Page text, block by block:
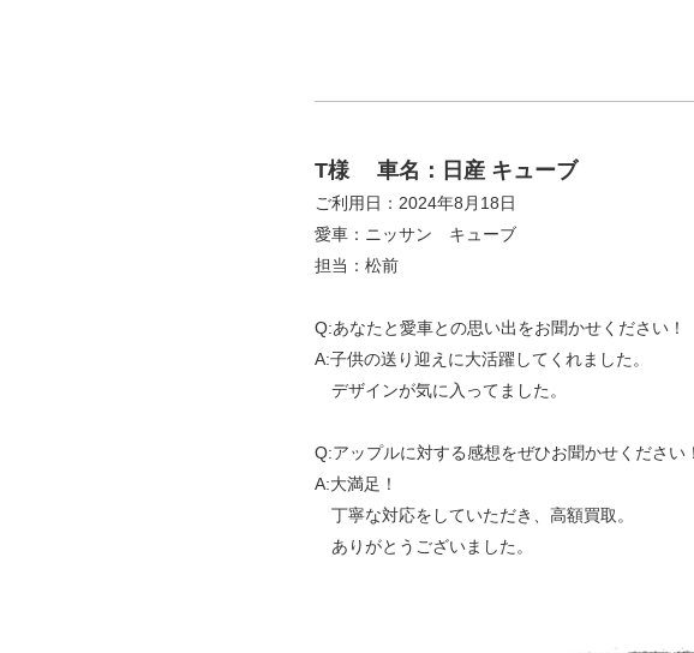
T様 車名：日産 キューブ
ご利用日：2024年8月18日
愛車：ニッサン キューブ
担当：松前
Q:あなたと愛車との思い出をお聞かせください！
A:子供の送り迎えに大活躍してくれました。
デザインが気に入ってました。
Q:アップルに対する感想をぜひお聞かせください
A:大満足！
丁寧な対応をしていただき、高額買取。
ありがとうございました。